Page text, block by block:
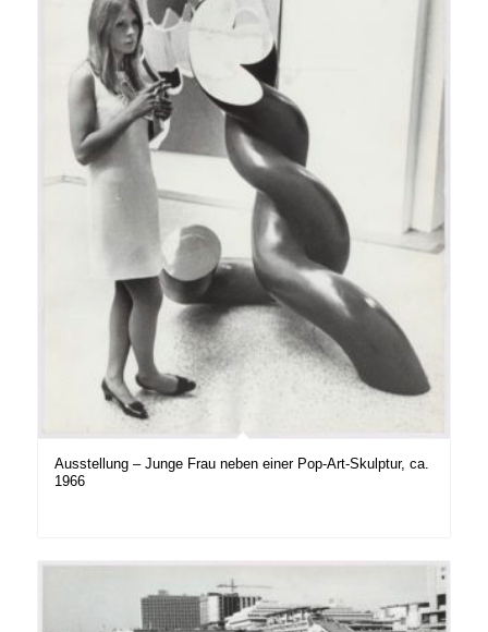
Ausstellung – Junge Frau neben einer Pop-Art-Skulptur, ca.
1966